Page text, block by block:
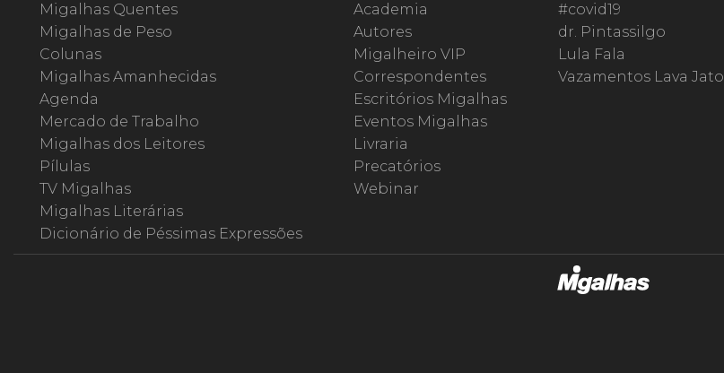
Migalhas Quentes
Migalhas de Peso
Colunas
Migalhas Amanhecidas
Agenda
Mercado de Trabalho
Migalhas dos Leitores
Pílulas
TV Migalhas
Migalhas Literárias
Dicionário de Péssimas Expressões
Academia
Autores
Migalheiro VIP
Correspondentes
Escritórios Migalhas
Eventos Migalhas
Livraria
Precatórios
Webinar
#covid19
dr. Pintassilgo
Lula Fala
Vazamentos Lava Jato